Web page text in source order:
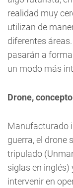
realidad muy
utilizan de
diferentes
pasarán a
un modo más
Drone,
Manufacturado
guerra, el drone
tripulado
siglas en inglés)
intervenir en